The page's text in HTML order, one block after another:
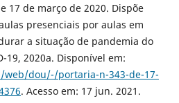
17 de março de 2020. Dispõe
presenciais por aulas em
a situação de pandemia do
19, 2020a. Disponível em:
dou/-/portaria-n-343-de-17-
. Acesso em: 17 jun. 2021.